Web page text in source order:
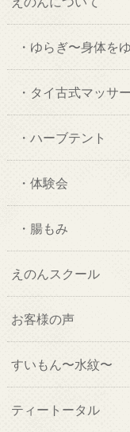
・ゆらぎ〜身体を
・タイ古式マッサ
・ハーブテント
・体験会
・腸もみ
えのんスクール
お客様の声
すいもん〜水紋〜
ティートータル